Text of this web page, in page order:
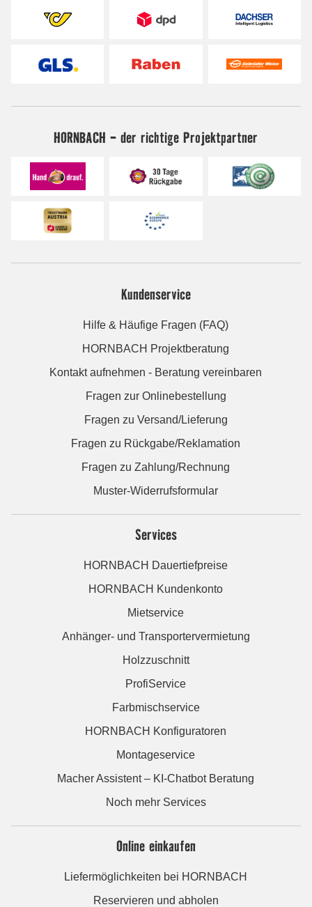
HORNBACH - der richtige Projektpartner
Kundenservice
Hilfe & Häufige Fragen (FAQ)
HORNBACH Projektberatung
Kontakt aufnehmen - Beratung vereinbaren
Fragen zur Onlinebestellung
Fragen zu Versand/Lieferung
Fragen zu Rückgabe/Reklamation
Fragen zu Zahlung/Rechnung
Muster-Widerrufsformular
Services
HORNBACH Dauertiefpreise
HORNBACH Kundenkonto
Mietservice
Anhänger- und Transportervermietung
Holzzuschnitt
ProfiService
Farbmischservice
HORNBACH Konfiguratoren
Montageservice
Macher Assistent – KI-Chatbot Beratung
Noch mehr Services
Online einkaufen
Liefermöglichkeiten bei HORNBACH
Reservieren und abholen